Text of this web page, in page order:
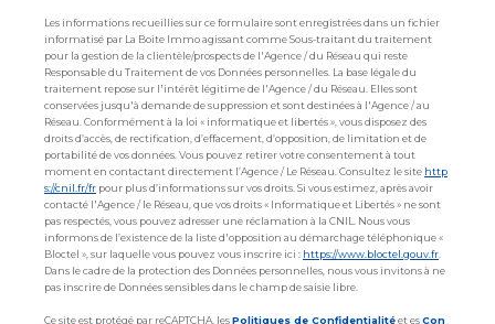
Les informations recueillies sur ce formulaire sont enregistrées dans un fichier
informatisé par La Boite Immo agissant comme Sous-traitant du traitement
pour la gestion de la clientèle/prospects de l'Agence / du Réseau qui reste
Responsable du Traitement de vos Données personnelles. La base légale du
traitement repose sur l'intérêt légitime de l'Agence / du Réseau. Elles sont
conservées jusqu'à demande de suppression et sont destinées à l'Agence / au
Réseau. Conformément à la loi « informatique et libertés », vous disposez des
droits d’accès, de rectification, d’effacement, d’opposition, de limitation et de
portabilité de vos données. Vous pouvez retirer votre consentement à tout
moment en contactant directement l’Agence / Le Réseau. Consultez le site http
s://cnil.fr/fr pour plus d’informations sur vos droits. Si vous estimez, après avoir
contacté l'Agence / le Réseau, que vos droits « Informatique et Libertés » ne sont
pas respectés, vous pouvez adresser une réclamation à la CNIL. Nous vous
informons de l’existence de la liste d'opposition au démarchage téléphonique «
Bloctel », sur laquelle vous pouvez vous inscrire ici : https://www.bloctel.gouv.fr
Dans le cadre de la protection des Données personnelles, nous vous invitons à ne
pas inscrire de Données sensibles dans le champ de saisie libre.
Ce site est protégé par reCAPTCHA, lesPolitiques de Confidentialitéet esCon